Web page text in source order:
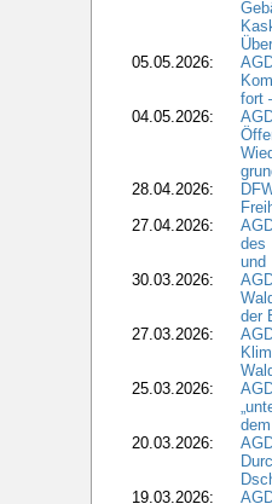
05.05.2026:
fort
04.05.2026:
28.04.2026:
27.04.2026:
des
und
30.03.2026:
der
27.03.2026:
25.03.2026:
20.03.2026:
19.03.2026: